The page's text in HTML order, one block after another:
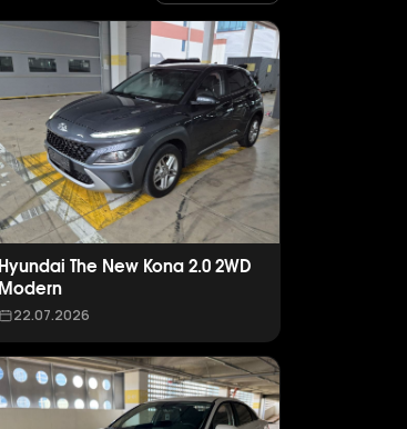
Hyundai The New Kona 2.0 2WD
Modern
22.07.2026